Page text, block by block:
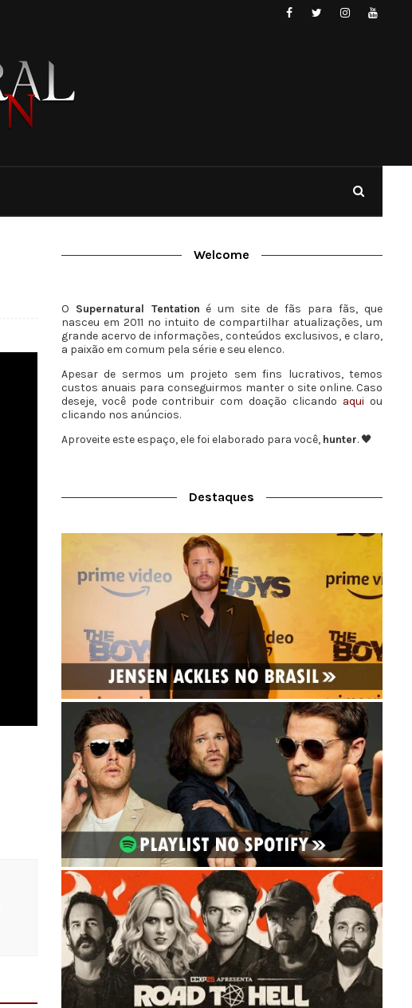
Welcome
O Supernatural Tentation é um site de fãs para fãs, que
nasceu em 2011 no intuito de compartilhar atualizações, um
grande acervo de informações, conteúdos exclusivos, e claro,
a paixão em comum pela série e seu elenco.
Apesar de sermos um projeto sem fins lucrativos, temos
custos anuais para conseguirmos manter o site online. Caso
deseje, você pode contribuir com doação clicando aqui ou
clicando nos anúncios.
Aproveite este espaço, ele foi elaborado para você, hunter. 🖤
Destaques